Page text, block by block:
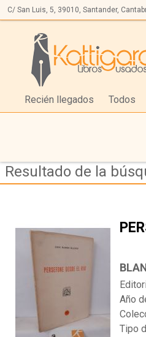
C/ San Luis, 5, 39010, Santander,
Recién llegados Todos
Resultado de la
Año
Tipo